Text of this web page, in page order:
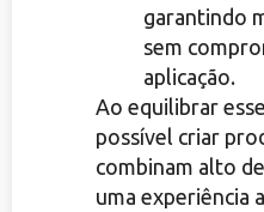
garantindo
sem
aplicação.
Ao equilibrar
possível criar
combinam alto
uma experiência